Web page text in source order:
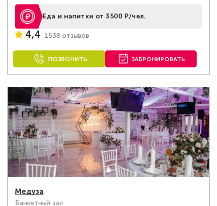
Еда и напитки от 3500 Р/чел.
4,4 1538 отзывов
ПОЗВОНИТЬ ЗАБРОНИРОВАТЬ
Медуза
Банкетный зал